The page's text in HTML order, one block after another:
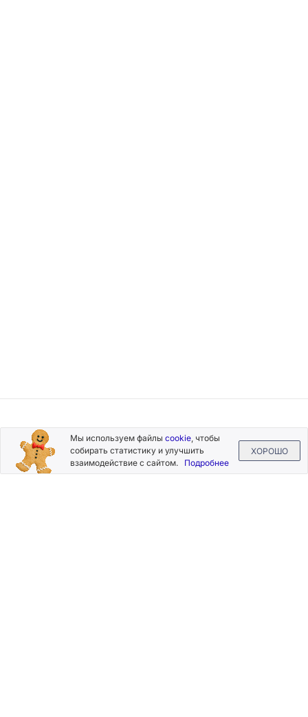
Подписывайтесь
на новости и акции
Мы используем файлы cookie, чтобы
собирать статистику и улучшить
взаимодействие с сайтом. Подробнее
ХОРОШО